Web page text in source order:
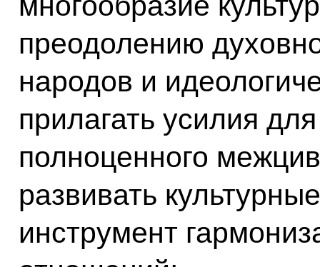
преодолению
народов и
прилагать усилия
полноценного
развивать
инструмент